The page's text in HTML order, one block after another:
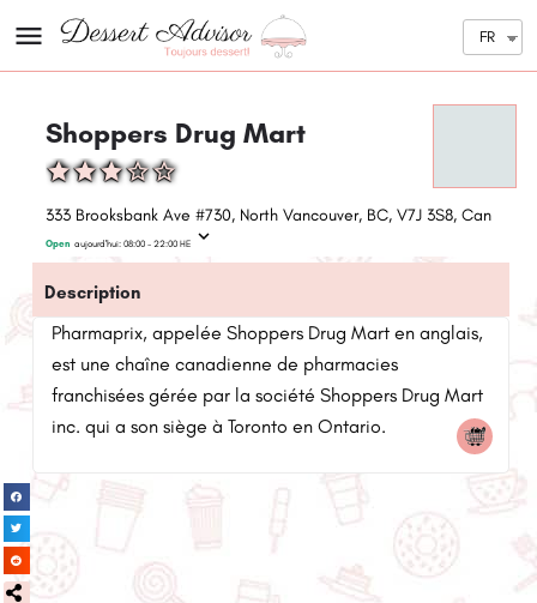
FR
Shoppers Drug Mart
333 Brooksbank Ave #730, North Vancouver, BC, V7J 3S8, Canada
Open aujourd'hui: 08:00 - 22:00 HE
Description
Pharmaprix, appelée Shoppers Drug Mart en anglais,
est une chaîne canadienne de pharmacies
franchisées gérée par la société Shoppers Drug Mart
inc. qui a son siège à Toronto en Ontario.